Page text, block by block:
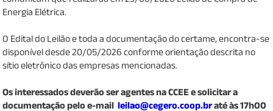
Energia Elétrica.
O Edital do Leilão e toda a documentação do certame, encontra-se
disponível desde 20/05/2026 conforme orientação descrita no
sítio eletrônico das empresas mencionadas.
Os interessados deverão ser agentes na CCEE e solicitar a
documentação pelo e-mailleilao@cegero.coop.braté às 17h00